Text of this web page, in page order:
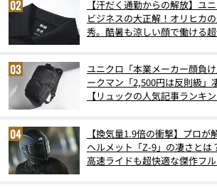
【汗だく通勤からの解放】ユ
ビジネスの大正解！オリヒカ
秀。酷暑も涼しい顔で働ける
ユニクロ「本業メーカー顔負
ークマン「2,500円は反則級
【リュックの人気記事ランキ
【換気量1.9倍の衝撃】プロが
ヘルメット「Z-9」の凄さとは
高速ライドも超快適な傑作フ